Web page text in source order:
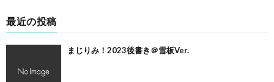
最近の投稿
まじりみ！2023後書き＠雪板Ver.